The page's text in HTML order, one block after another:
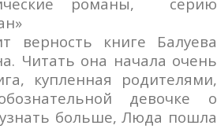
верность книге Балуева
Читать она начала очень
купленная родителями,
девочке о
больше, Люда пошла